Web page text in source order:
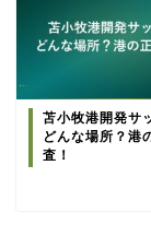
苫小牧港開発サ
どんな場所？港
査！